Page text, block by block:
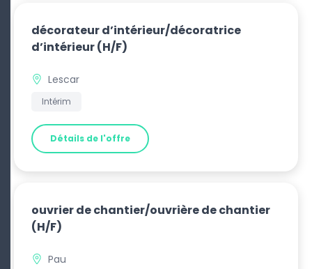
décorateur d’intérieur/décoratrice
d’intérieur(H/F)
Lescar
Intérim
Détails de l'offre
ouvrier de chantier/ouvrière de chantier
(H/F)
Pau